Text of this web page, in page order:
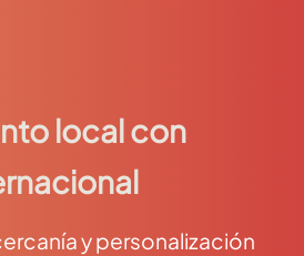
local con
y personalización